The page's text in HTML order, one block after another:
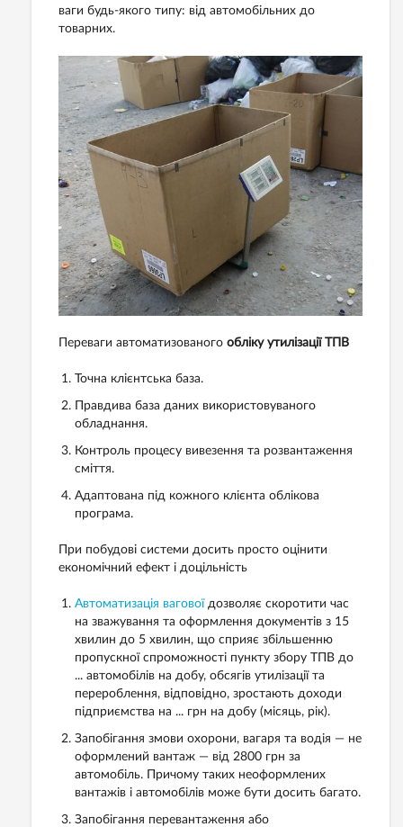
ваги будь-якого типу: від автомобільних до
товарних.
Переваги автоматизованого обліку утилізації ТПВ
Точна клієнтська база.
Правдива база даних використовуваного
обладнання.
Контроль процесу вивезення та розвантаження
сміття.
Адаптована під кожного клієнта облікова
програма.
При побудові системи досить просто оцінити
економічний ефект і доцільність
Автоматизація ваговоїдозволяє скоротити час
на зважування та оформлення документів з 15
хвилин до 5 хвилин, що сприяє збільшенню
пропускної спроможності пункту збору ТПВ до
... автомобілів на добу, обсягів утилізації та
перероблення, відповідно, зростають доходи
підприємства на ... грн на добу (місяць, рік).
Запобігання змови охорони, вагаря та водія — не
оформлений вантаж — від 2800 грн за
автомобіль. Причому таких неоформлених
вантажів і автомобілів може бути досить багато.
Запобігання перевантаження або